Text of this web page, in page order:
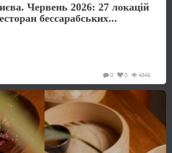
Червень 2026: 27 локацій
бессарабських...
4846
0
0